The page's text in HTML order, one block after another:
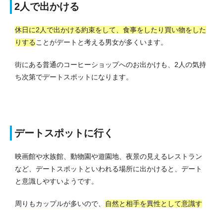
2人で出かける
休日に2人で出かける約束をして、食事をしたり買い物をした
りする ことがデートと考える男女が多くいます。
街にある普通のコーヒーショップへのお出かけも、2人の気持
ち次第でデートスポットになります。
デートスポットに行く
映画館や水族館、動物園や遊園地、夜景の見えるレストラン
など、デートスポットといわれる場所に出かけると、デート
と意識しやすいようです。
周りもカップルが多いので、
自然と相手を異性として意識す